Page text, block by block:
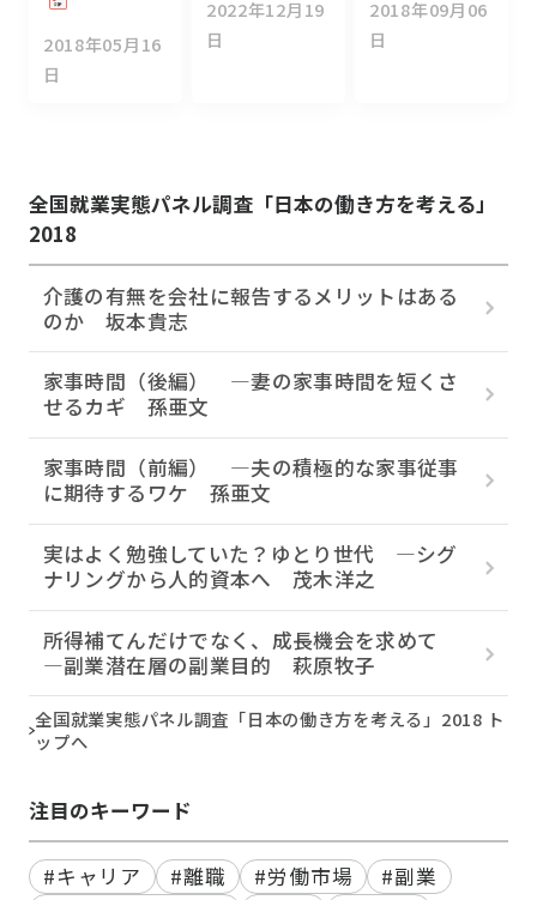
2018年05月16
日
2022年12月19
日
2018年09月06
日
全国就業実態パネル調査「日本の働き方を考える」
2018
介護の有無を会社に報告するメリットはある
のか 坂本貴志
家事時間（後編） ―妻の家事時間を短くさ
せるカギ 孫亜文
家事時間（前編） ―夫の積極的な家事従事
に期待するワケ 孫亜文
実はよく勉強していた？ゆとり世代 ―シグ
ナリングから人的資本へ 茂木洋之
所得補てんだけでなく、成長機会を求めて
―副業潜在層の副業目的 萩原牧子
全国就業実態パネル調査「日本の働き方を考える」2018 ト
ップへ
注目のキーワード
#キャリア #離職 #労働市場
#副業